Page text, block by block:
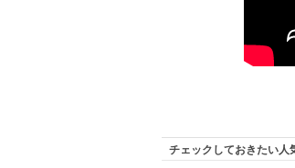
チェックしておきたい人